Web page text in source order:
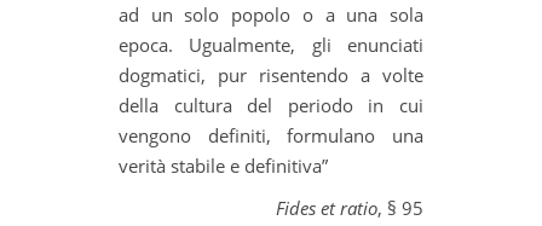
ad un solo popolo o a una sola
epoca. Ugualmente, gli enunciati
dogmatici, pur risentendo a volte
della cultura del periodo in cui
vengono definiti, formulano una
verità stabile e definitiva”
Fides et ratio, § 95